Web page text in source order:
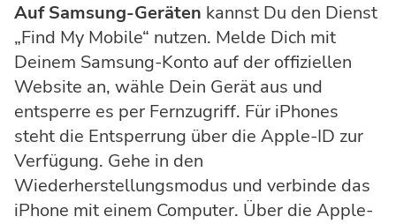
Auf Samsung-Geräten kannst Du den Dienst
„Find My Mobile“ nutzen. Melde Dich mit
Deinem Samsung-Konto auf der offiziellen
Website an, wähle Dein Gerät aus und
entsperre es per Fernzugriff. Für iPhones
steht die Entsperrung über die Apple-ID zur
Verfügung. Gehe in den
Wiederherstellungsmodus und verbinde das
iPhone mit einem Computer. Über die Apple-